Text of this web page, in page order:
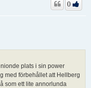
0
plats i sin power
med förbehållet att Hellberg
som ett lite annorlunda